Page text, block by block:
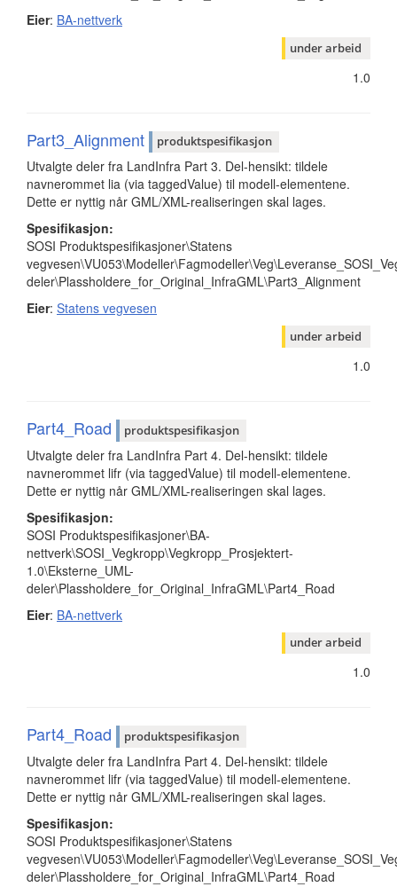
Eier: BA-nettverk
under arbeid
1.0
Part3_Alignment produktspesifikasjon
Utvalgte deler fra LandInfra Part 3. Del-hensikt: tildele
navnerommet lia (via taggedValue) til modell-elementene.
Dette er nyttig når GML/XML-realiseringen skal lages.
Spesifikasjon:
SOSI Produktspesifikasjoner\Statens
deler\Plassholdere_for_Original_InfraGML\Part3_Alignment
Eier: Statens vegvesen
under arbeid
1.0
Part4_Road produktspesifikasjon
Utvalgte deler fra LandInfra Part 4. Del-hensikt: tildele
navnerommet lifr (via taggedValue) til modell-elementene.
Dette er nyttig når GML/XML-realiseringen skal lages.
Spesifikasjon:
SOSI Produktspesifikasjoner\BA-
nettverk\SOSI_Vegkropp\Vegkropp_Prosjektert-
1.0\Eksterne_UML-
deler\Plassholdere_for_Original_InfraGML\Part4_Road
Eier: BA-nettverk
under arbeid
1.0
Part4_Road produktspesifikasjon
Utvalgte deler fra LandInfra Part 4. Del-hensikt: tildele
navnerommet lifr (via taggedValue) til modell-elementene.
Dette er nyttig når GML/XML-realiseringen skal lages.
Spesifikasjon:
SOSI Produktspesifikasjoner\Statens
deler\Plassholdere_for_Original_InfraGML\Part4_Road